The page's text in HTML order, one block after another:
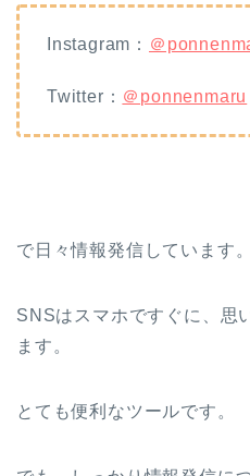
Instagram： ＠
Twitter： ＠ponnenmaru
で日々情報発信しています。
SNSはスマホですぐに、思
ます。
とても便利なツールです。